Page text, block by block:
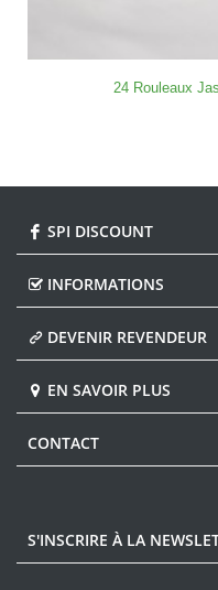
24 Rouleaux
SPI DISCOUNT
INFORMATIONS
DEVENIR REVENDEUR
EN SAVOIR PLUS
CONTACT
S'INSCRIRE À LA